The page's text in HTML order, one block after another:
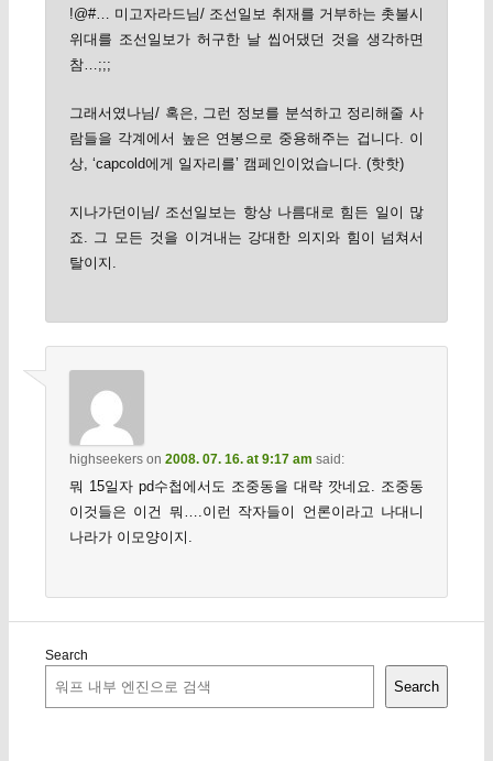
!@#… 미고자라드님/ 조선일보 취재를 거부하는 촛불시
위대를 조선일보가 허구한 날 씹어댔던 것을 생각하면
참…;;;
그래서였나님/ 혹은, 그런 정보를 분석하고 정리해줄 사
람들을 각계에서 높은 연봉으로 중용해주는 겁니다. 이
상, ‘capcold에게 일자리를’ 캠페인이었습니다. (핫핫)
지나가던이님/ 조선일보는 항상 나름대로 힘든 일이 많
죠. 그 모든 것을 이겨내는 강대한 의지와 힘이 넘쳐서
탈이지.
highseekerson 2008. 07. 16. at 9:17 am said:
뭐 15일자 pd수첩에서도 조중동을 대략 깟네요. 조중동
이것들은 이건 뭐….이런 작자들이 언론이라고 나대니
나라가 이모양이지.
Search
Search